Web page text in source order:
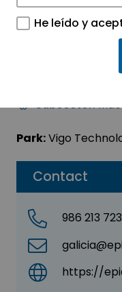
Contact
986 213 723
https://
EPIDOR
Subsector:
Park:Vigo
He leído y